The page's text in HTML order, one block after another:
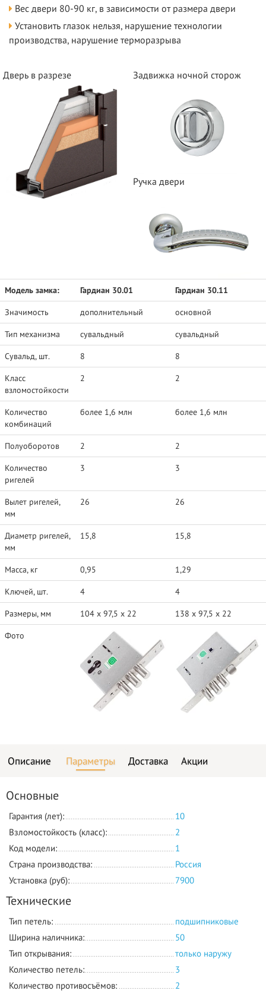
Вес двери 80-90 кг, в зависимости от размера двери
Установить глазок нельзя, нарушение технологии
производства, нарушение терморазрыва
Дверь в разрезе Задвижка ночной сторож
Ручка двери
Модель замка: Гардиан 30.01 Гардиан 30.11
Значимость дополнительный основной
Тип механизма сувальдный сувальдный
Сувальд, шт. 8 8
Класс
взломостойкости
2 2
Количество
комбинаций
более 1,6 млн более 1,6 млн
Полуоборотов 2 2
Количество
ригелей
3 3
Вылет ригелей,
мм
26 26
Диаметр ригелей,
мм
15,8 15,8
Масса, кг 0,95 1,29
Ключей, шт. 4 4
Размеры, мм 104 х 97,5 х 22 138 х 97,5 х 22
Фото
Описание Параметры Доставка Акции
Основные
Гарантия (лет):
10
Взломостойкость (класс):
2
Код модели:
1
Страна производства:
Россия
Установка (руб):
7900
Технические
Тип петель:
подшипниковые
Ширина наличника:
50
Тип открывания:
только наружу
Количество петель:
3
Количество противосъёмов:
2